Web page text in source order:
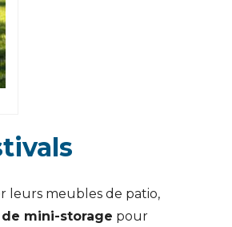
leurs meubles de patio,
de mini-storage pour